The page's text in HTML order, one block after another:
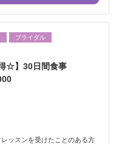
ブライダル
☆】30日間食事
ッスンを受けたことのある方